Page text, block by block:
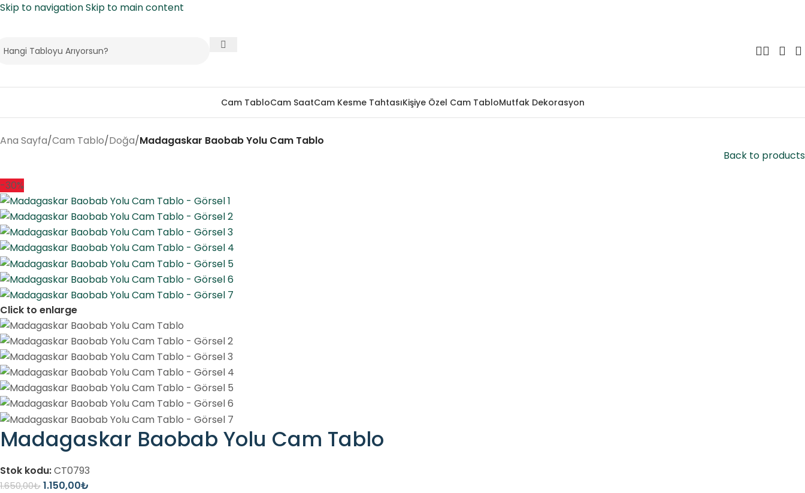
Skip to navigationSkip to main content
Cam TabloCam SaatCam Kesme TahtasıKişiye Özel Cam TabloMutfak Dekorasyon
Ana Sayfa/Cam Tablo/Doğa/Madagaskar Baobab Yolu Cam Tablo
Back to products
-30%
Click to enlarge
Madagaskar Baobab Yolu Cam Tablo
Stok kodu:CT0793
1.650,00₺ 1.150,00₺